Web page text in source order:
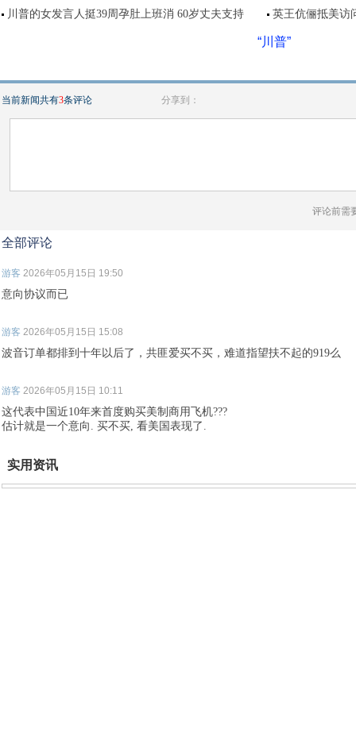
川普的女发言人挺39周孕肚上班消 60岁丈夫支持
英王伉俪抵美访
“川普”
当前新闻共有3条评论 分享到：
评论前需
全部评论
游客 2026年05月15日 19:50
意向协议而已
游客 2026年05月15日 15:08
波音订单都排到十年以后了，共匪爱买不买，难道指望扶不起的919么
游客 2026年05月15日 10:11
这代表中国近10年来首度购买美制商用飞机???
估计就是一个意向. 买不买, 看美国表现了.
实用资讯